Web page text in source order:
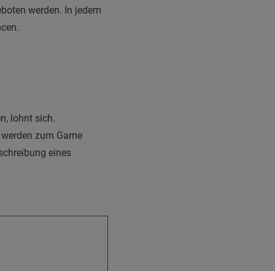
werden. In jedem
lohnt sich.
zum Game
eines